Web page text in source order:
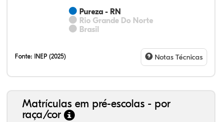
Pureza - RN
Rio Grande Do Norte
Brasil
Fonte: INEP (2025) Notas Técnicas
Matrículas em pré-escolas - por
raça/cor